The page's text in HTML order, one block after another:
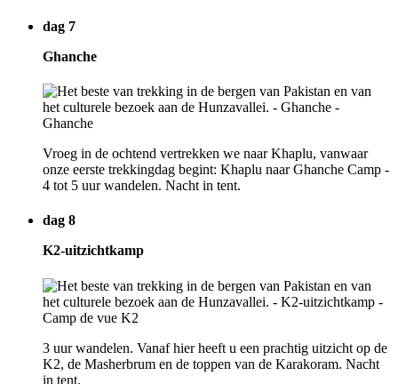
dag 7
Ghanche
Vroeg in de ochtend vertrekken we naar Khaplu, vanwaar
onze eerste trekkingdag begint: Khaplu naar Ghanche Camp -
4 tot 5 uur wandelen. Nacht in tent.
dag 8
K2-uitzichtkamp
3 uur wandelen. Vanaf hier heeft u een prachtig uitzicht op de
K2, de Masherbrum en de toppen van de Karakoram. Nacht
in tent.